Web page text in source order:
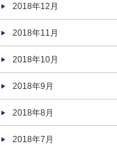
2018年12月
2018年11月
2018年10月
2018年9月
2018年8月
2018年7月